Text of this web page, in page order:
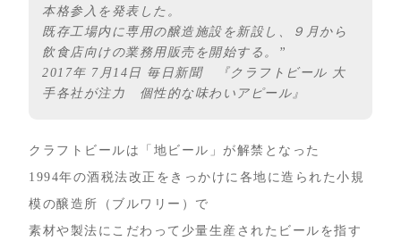
本格参入を発表した。
既存工場内に専用の醸造施設を新設し、９月から
飲食店向けの業務用販売を開始する。”
2017年 7月14日 毎日新聞 『クラフトビール 大
手各社が注力 個性的な味わいアピール』
クラフトビールは「地ビール」が解禁となった
1994年の酒税法改正をきっかけに各地に造られた小規
模の醸造所（ブルワリー）で
素材や製法にこだわって少量生産されたビールを指す